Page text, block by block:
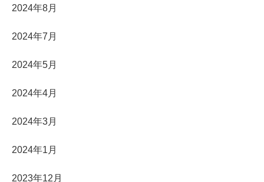
2024年8月
2024年7月
2024年5月
2024年4月
2024年3月
2024年1月
2023年12月